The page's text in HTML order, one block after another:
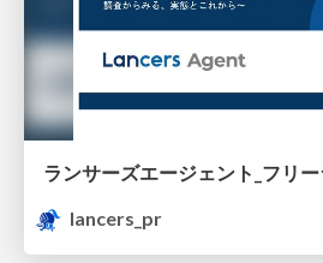
lancers_pr